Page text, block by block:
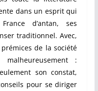
dans un esprit qui
d’antan, ses
traditionnel. Avec,
de la société
:
son constat,
pour se diriger